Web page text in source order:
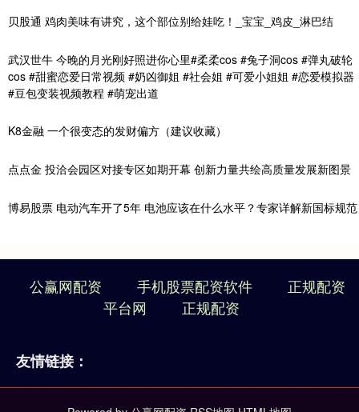
贝股通 鸡肉美味有讲究，这个部位别给娃吃！_宝宝_鸡皮_淋巴结
武汉世牛 今晚的月光刚好照进你心里#柔柔cos #兔子洞cos #弹丸破轮
cos #甜蜜恋爱日常视频 #奶凶御姐 #社会姐 #可爱小姐姐 #恋爱模拟器
#豆包变装视频教程 #萌宠出道
K8金融 一个很变态的发财偏方（建议收藏）
点点金 投洽会园区对接专区如期开幕 创新力量共绘高质量发展新图景
博易股票 电动汽车开了5年 电池应该在什么水平？专家详解新国标规范
公赢网配资 手机股票配资软件
正规配资
平台网
正规配资
友情链接：